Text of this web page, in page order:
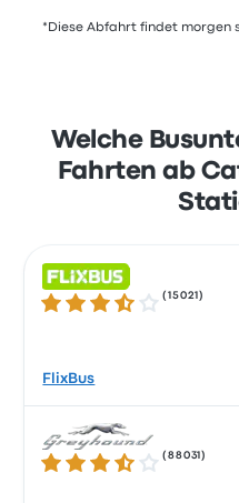
*Diese Abfahrt findet morgen
Welche
Fahrten ab
3.5 von 5 Sternen
(15021 )
FlixBus
3.5 von 5 Sternen
(88031 )